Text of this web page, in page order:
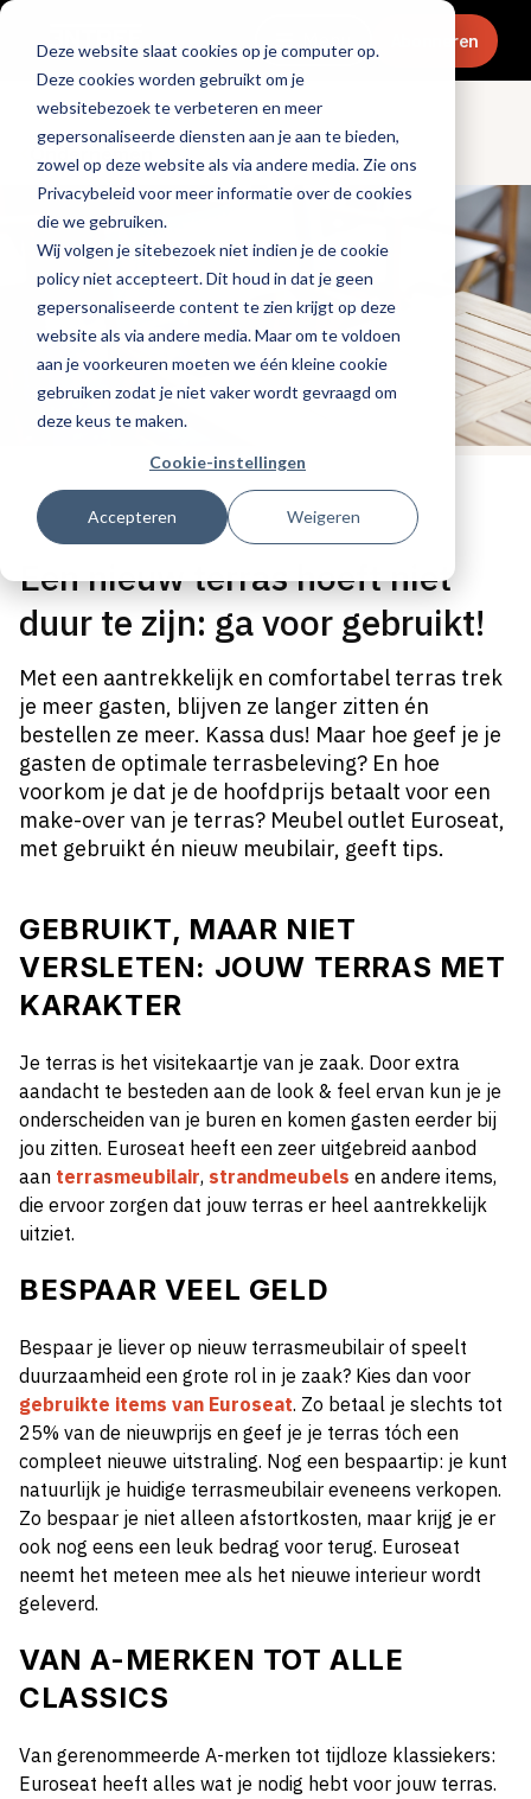
Deze website slaat cookies op je computer op.
Deze cookies worden gebruikt om je
websitebezoek te verbeteren en meer
gepersonaliseerde diensten aan je aan te bieden,
zowel op deze website als via andere media. Zie ons
Privacybeleid voor meer informatie over de cookies
die we gebruiken.
Wij volgen je sitebezoek niet indien je de cookie
policy niet accepteert. Dit houd in dat je geen
gepersonaliseerde content te zien krijgt op deze
website als via andere media. Maar om te voldoen
aan je voorkeuren moeten we één kleine cookie
gebruiken zodat je niet vaker wordt gevraagd om
deze keus te maken.
Cookie-instellingen
Accepteren Weigeren
Menu Abonneren
Ondernemen
Tags:promotioneel,terras
Gepubliceerd op: 18 mei 2023
Een nieuw terras hoeft niet
duur te zijn: ga voor gebruikt!
Met een aantrekkelijk en comfortabel terras trek
je meer gasten, blijven ze langer zitten én
bestellen ze meer. Kassa dus! Maar hoe geef je je
gasten de optimale terrasbeleving? En hoe
voorkom je dat je de hoofdprijs betaalt voor een
make-over van je terras? Meubel outlet Euroseat,
met gebruikt én nieuw meubilair, geeft tips.
GEBRUIKT, MAAR NIET
VERSLETEN: JOUW TERRAS MET
KARAKTER
Je terras is het visitekaartje van je zaak. Door extra
aandacht te besteden aan de look & feel ervan kun je je
onderscheiden van je buren en komen gasten eerder bij
jou zitten. Euroseat heeft een zeer uitgebreid aanbod
aan terrasmeubilair, strandmeubels en andere items,
die ervoor zorgen dat jouw terras er heel aantrekkelijk
uitziet.
BESPAAR VEEL GELD
Bespaar je liever op nieuw terrasmeubilair of speelt
duurzaamheid een grote rol in je zaak? Kies dan voor
gebruikte items van Euroseat. Zo betaal je slechts tot
25% van de nieuwprijs en geef je je terras tóch een
compleet nieuwe uitstraling. Nog een bespaartip: je kunt
natuurlijk je huidige terrasmeubilair eveneens verkopen.
Zo bespaar je niet alleen afstortkosten, maar krijg je er
ook nog eens een leuk bedrag voor terug. Euroseat
neemt het meteen mee als het nieuwe interieur wordt
geleverd.
VAN A-MERKEN TOT ALLE
CLASSICS
Van gerenommeerde A-merken tot tijdloze klassiekers:
Euroseat heeft alles wat je nodig hebt voor jouw terras.